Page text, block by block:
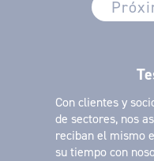
Con clientes y
de sectores, nos
reciban el mismo
su tiempo con